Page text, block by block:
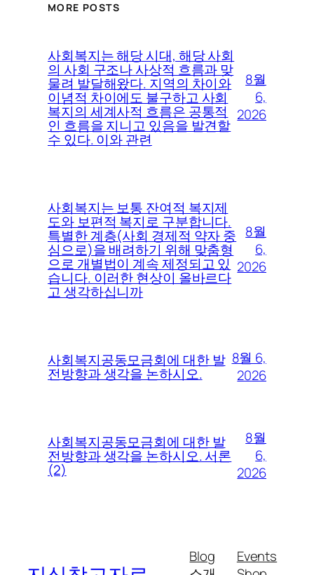
MORE POSTS
사회복지는 해당 시대, 해당 사회
의 사회 구조나 사상적 흐름과 맞
물려 발달해왔다. 지역의 차이와
이념적 차이에도 불구하고 사회
복지의 세계사적 흐름은 공통적
인 흐름을 지니고 있음을 발견할
수 있다. 이와 관련
8월
6,
2026
사회복지는 보통 잔여적 복지제
도와 보편적 복지로 구분합니다.
특별한 계층(사회 경제적 약자 중
심으로)을 배려하기 위해 맞춤형
으로 개별법이 계속 제정되고 있
습니다. 이러한 현상이 올바르다
고 생각하십니까
8월
6,
2026
사회복지공동모금회에 대한 발
전방향과 생각을 논하시오.
8월 6,
2026
사회복지공동모금회에 대한 발
전방향과 생각을 논하시오. 서론
(2)
8월
6,
2026
Blog
Events